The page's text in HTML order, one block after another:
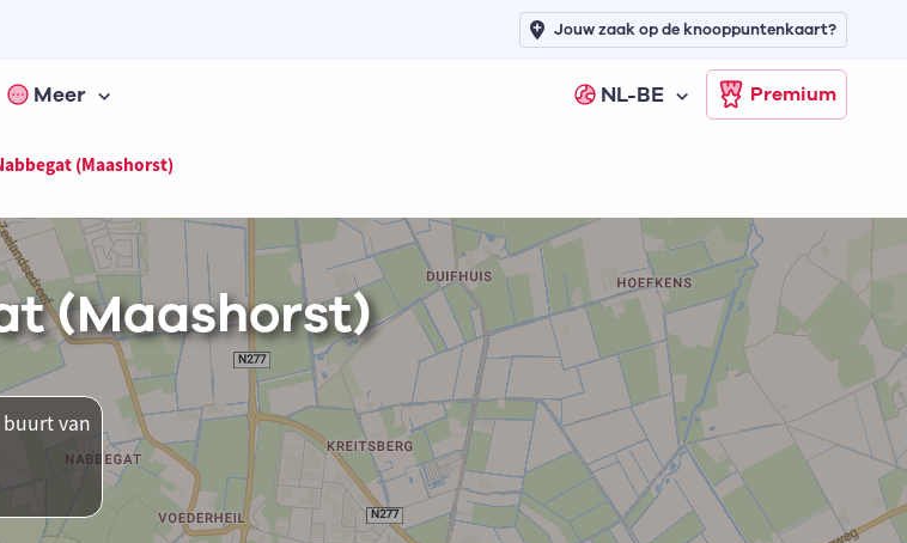
Meer NL-BE Premium
Jouw zaak op de knooppuntenkaart?
(Maashorst)
(Maashorst)
van